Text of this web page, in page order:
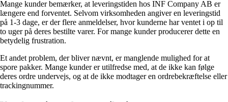
Mange kunder bemærker, at leveringstiden hos INF Company AB er
længere end forventet. Selvom virksomheden angiver en leveringstid
på 1-3 dage, er der flere anmeldelser, hvor kunderne har ventet i op til
to uger på deres bestilte varer. For mange kunder producerer dette en
betydelig frustration.
Et andet problem, der bliver nævnt, er manglende mulighed for at
spore pakker. Mange kunder er utilfredse med, at de ikke kan følge
deres ordre undervejs, og at de ikke modtager en ordrebekræftelse eller
trackingnummer.